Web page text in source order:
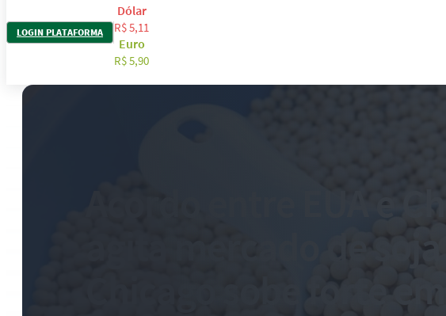
LOGIN PLATAFORMA
Dólar
R$ 5,11
Euro
R$ 5,90
agita mercado de
Chicago sobe forte em